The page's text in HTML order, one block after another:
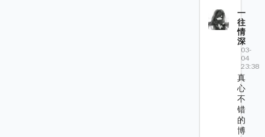
一
往
情
深
03-
04
23:38
真
心
不
错
的
博